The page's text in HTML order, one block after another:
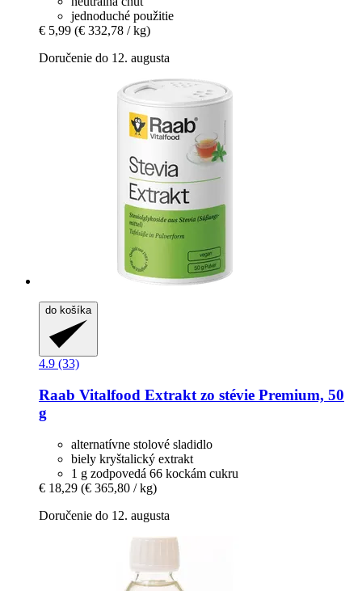
jednoduché použitie
€ 5,99 (€ 332,78 / kg)
Doručenie do 12. augusta
do košíka
4.9 (33)
Raab Vitalfood Extrakt zo stévie Premium, 50
g
alternatívne stolové sladidlo
biely kryštalický extrakt
1 g zodpovedá 66 kockám cukru
€ 18,29 (€ 365,80 / kg)
Doručenie do 12. augusta